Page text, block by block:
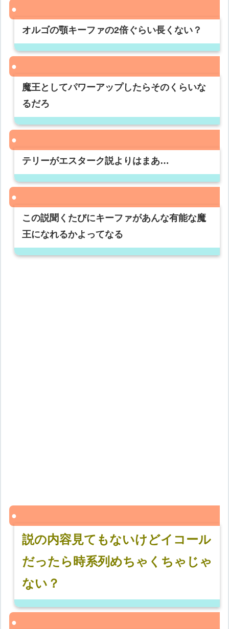
オルゴの顎キーファの2倍ぐらい長くない？
魔王としてパワーアップしたらそのくらいな
るだろ
テリーがエスターク説よりはまあ…
この説聞くたびにキーファがあんな有能な魔
王になれるかよってなる
説の内容見てもないけどイコール
だったら時系列めちゃくちゃじゃ
ない？